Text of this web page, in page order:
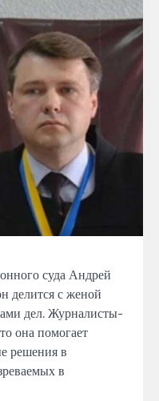
суда Андрей
делится с женой
дел. Журналисты-
она помогает
решения в
в